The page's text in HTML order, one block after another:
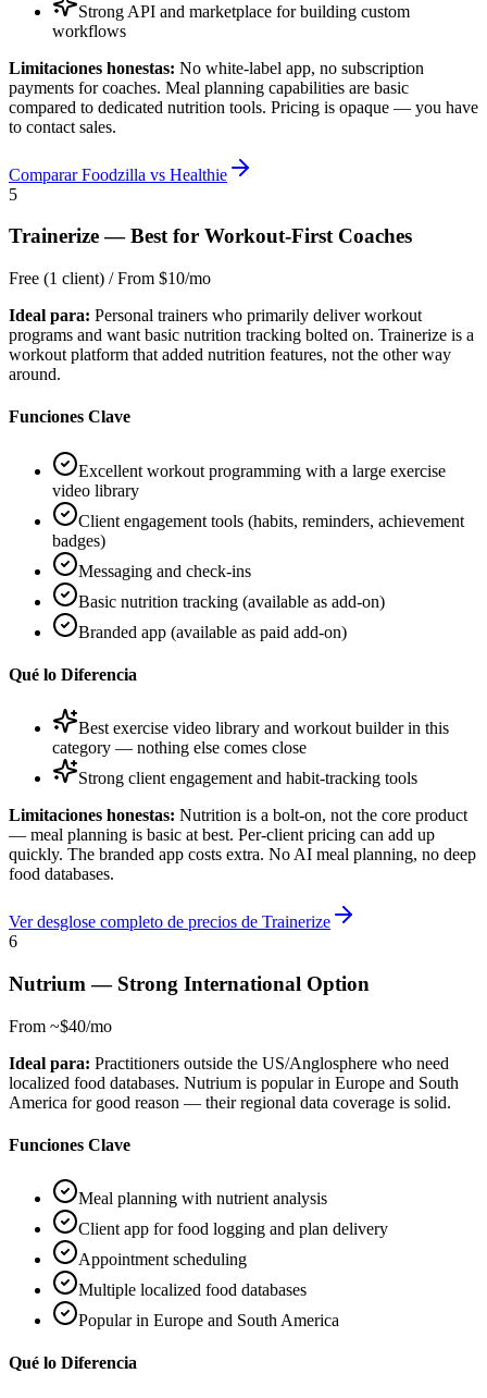
Strong API and marketplace for building custom
workflows
Limitaciones honestas: No white-label app, no subscription
payments for coaches. Meal planning capabilities are basic
compared to dedicated nutrition tools. Pricing is opaque — you have
to contact sales.
Comparar Foodzilla vs Healthie
5
Trainerize —Best for Workout-First Coaches
Free (1 client) / From $10/mo
Ideal para: Personal trainers who primarily deliver workout
programs and want basic nutrition tracking bolted on. Trainerize is a
workout platform that added nutrition features, not the other way
around.
Funciones Clave
Excellent workout programming with a large exercise
video library
Client engagement tools (habits, reminders, achievement
badges)
Messaging and check-ins
Basic nutrition tracking (available as add-on)
Branded app (available as paid add-on)
Qué lo Diferencia
Best exercise video library and workout builder in this
category — nothing else comes close
Strong client engagement and habit-tracking tools
Limitaciones honestas: Nutrition is a bolt-on, not the core product
— meal planning is basic at best. Per-client pricing can add up
quickly. The branded app costs extra. No AI meal planning, no deep
food databases.
Ver desglose completo de precios de Trainerize
6
Nutrium — Strong International Option
From ~$40/mo
Ideal para: Practitioners outside the US/Anglosphere who need
localized food databases. Nutrium is popular in Europe and South
America for good reason — their regional data coverage is solid.
Funciones Clave
Meal planning with nutrient analysis
Client app for food logging and plan delivery
Appointment scheduling
Multiple localized food databases
Popular in Europe and South America
Qué lo Diferencia